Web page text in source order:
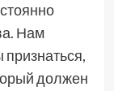
Нам
должен